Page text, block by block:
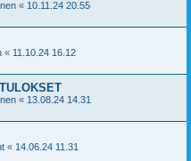
« 10.11.24 20.55
« 11.10.24 16.12
« 13.08.24 14.31
« 14.06.24 11.31